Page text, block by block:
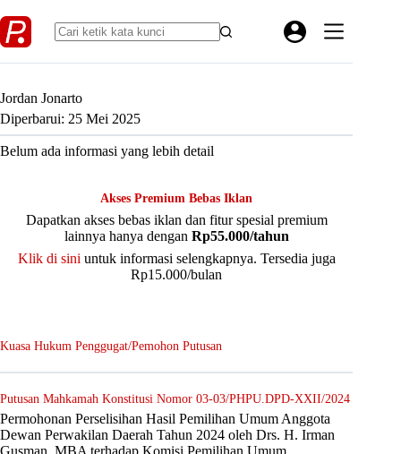
to
content
Jordan Jonarto
Diperbarui: 25 Mei 2025
Belum ada informasi yang lebih detail
Akses Premium Bebas Iklan
Dapatkan akses bebas iklan dan fitur spesial premium
lainnya hanya dengan Rp55.000/tahun
Klik di sini untuk informasi selengkapnya. Tersedia juga
Rp15.000/bulan
Kuasa Hukum Penggugat/Pemohon Putusan
Putusan Mahkamah Konstitusi Nomor 03-03/PHPU.DPD-XXII/2024
Permohonan Perselisihan Hasil Pemilihan Umum Anggota
Dewan Perwakilan Daerah Tahun 2024 oleh Drs. H. Irman
Gusman, MBA terhadap Komisi Pemilihan Umum